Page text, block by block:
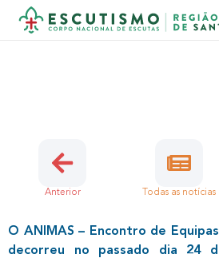
Anterior Todas as notícias
O ANIMAS – Encontro de
decorreu no passado dia 24